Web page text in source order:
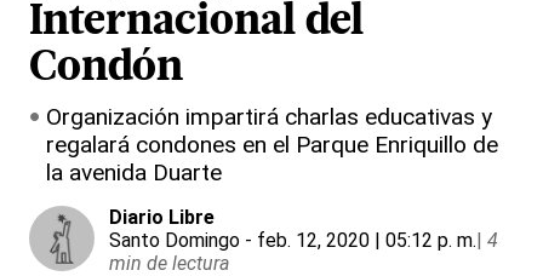
Internacional del
Condón
Organización impartirá charlas educativas y
regalará condones en el Parque Enriquillo de
la avenida Duarte
Diario Libre
Santo Domingo - feb. 12, 2020 | 05:12 p. m.| 4
min de lectura